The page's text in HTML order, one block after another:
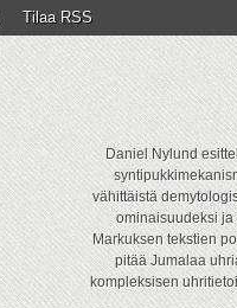
Tilaa RSS
Daniel Nylund
vähittäistä
ominaisuudeksi ja
Markuksen tekstien
pitää Jumalaa
kompleksisen